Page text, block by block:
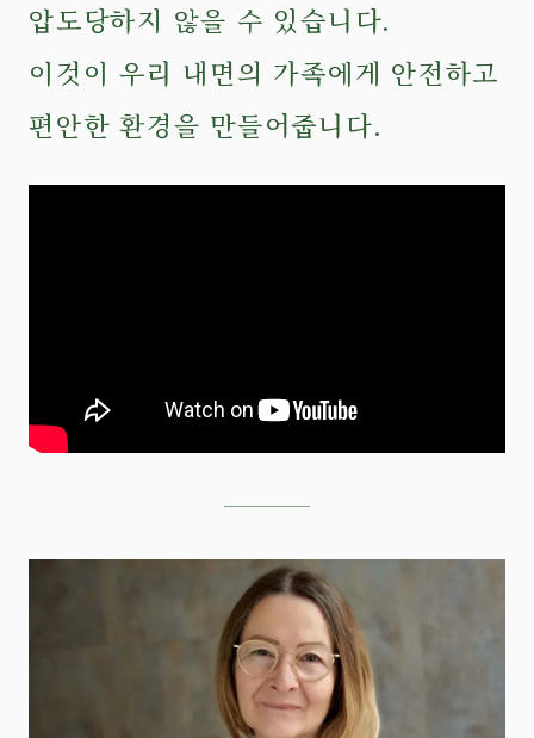
압도당하지 않을 수 있습니다.
이것이 우리 내면의 가족에게 안전하고
편안한 환경을 만들어줍니다.